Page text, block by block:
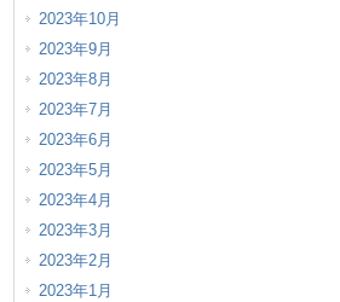
2023年10月
2023年9月
2023年8月
2023年7月
2023年6月
2023年5月
2023年4月
2023年3月
2023年2月
2023年1月